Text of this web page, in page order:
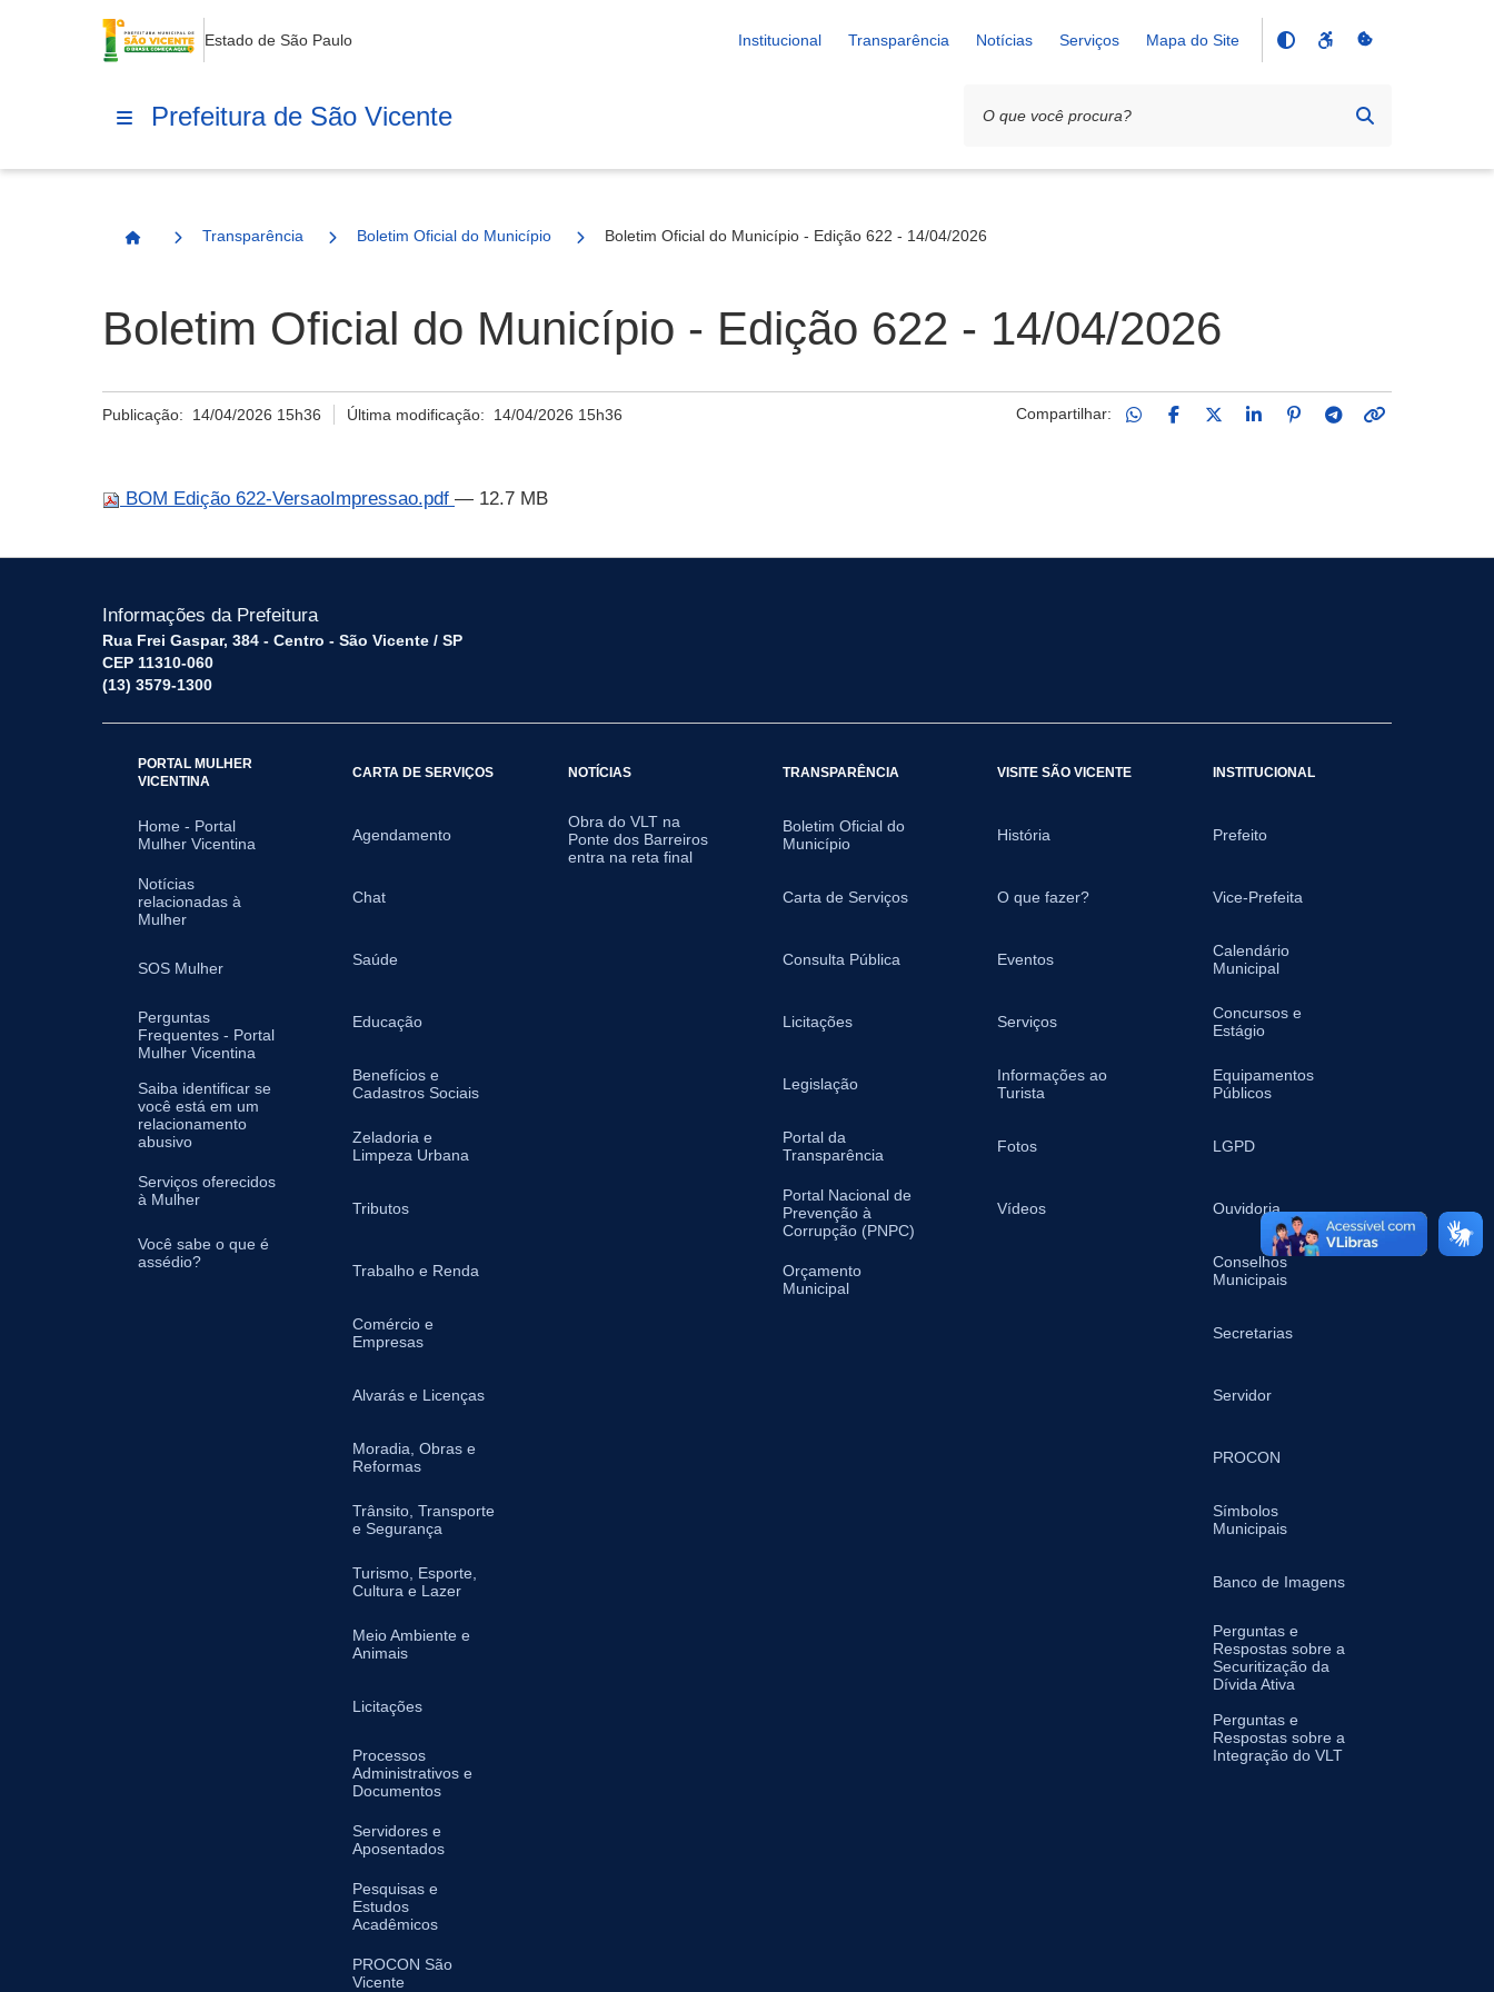
Estado de São Paulo Institucional Transparência Notícias Serviços Mapa do Site
Prefeitura de São Vicente
Página Inicial
Transparência Boletim Oficial do Município Boletim Oficial do Município - Edição 622 - 14/04/2026
Boletim Oficial do Município - Edição 622 - 14/04/2026
Publicação: 14/04/2026 15h36 Última modificação: 14/04/2026 15h36 Compartilhar:
BOM Edição 622-VersaoImpressao.pdf — 12.7 MB
Informações da Prefeitura
Rua Frei Gaspar, 384 - Centro - São Vicente / SP
CEP 11310-060
(13) 3579-1300
PORTAL MULHER
VICENTINA
Home - Portal
Mulher Vicentina
Notícias
relacionadas à
Mulher
SOS Mulher
Perguntas
Frequentes - Portal
Mulher Vicentina
Saiba identificar se
você está em um
relacionamento
abusivo
Serviços oferecidos
à Mulher
Você sabe o que é
assédio?
CARTA DE SERVIÇOS
Agendamento
Chat
Saúde
Educação
Benefícios e
Cadastros Sociais
Zeladoria e
Limpeza Urbana
Tributos
Trabalho e Renda
Comércio e
Empresas
Alvarás e Licenças
Moradia, Obras e
Reformas
Trânsito, Transporte
e Segurança
Turismo, Esporte,
Cultura e Lazer
Meio Ambiente e
Animais
Licitações
Processos
Administrativos e
Documentos
Servidores e
Aposentados
Pesquisas e
Estudos
Acadêmicos
PROCON São
Vicente
NOTÍCIAS
Obra do VLT na
Ponte dos Barreiros
entra na reta final
TRANSPARÊNCIA
Boletim Oficial do
Município
Carta de Serviços
Consulta Pública
Licitações
Legislação
Portal da
Transparência
Portal Nacional de
Prevenção à
Corrupção (PNPC)
Orçamento
Municipal
VISITE SÃO VICENTE
História
O que fazer?
Eventos
Serviços
Informações ao
Turista
Fotos
Vídeos
INSTITUCIONAL
Prefeito
Vice-Prefeita
Calendário
Municipal
Concursos e
Estágio
Equipamentos
Públicos
LGPD
Ouvidoria
Conselhos
Municipais
Secretarias
Servidor
PROCON
Símbolos
Municipais
Banco de Imagens
Perguntas e
Respostas sobre a
Securitização da
Dívida Ativa
Perguntas e
Respostas sobre a
Integração do VLT